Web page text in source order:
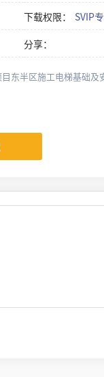
下载权限：
SVIP
分享：
东半区施工电梯基础及